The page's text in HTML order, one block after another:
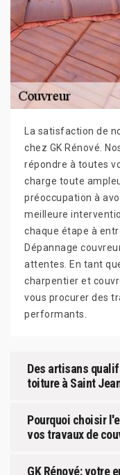
La satisfaction de
chez GK Rénové.
répondre à toutes
charge toute
préoccupation à
meilleure
chaque étape à
Dépannage
attentes. En tant
charpentier et
vous procurer des
performants.
Des artisans
toiture à Saint
Pourquoi choisir
vos travaux de
GK Rénové: votre